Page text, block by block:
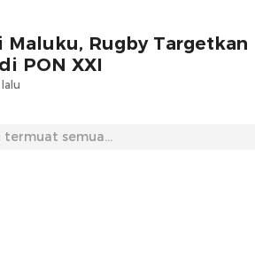
Maluku, Rugby Targetkan
PON XXI
semua...